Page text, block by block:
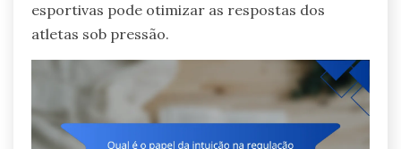
esportivas pode otimizar as respostas dos
atletas sob pressão.